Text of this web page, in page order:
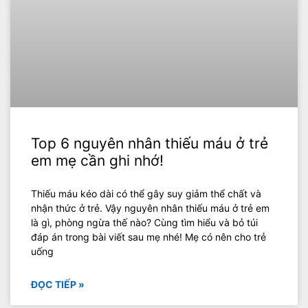
Top 6 nguyên nhân thiếu máu ở trẻ
em mẹ cần ghi nhớ!
Thiếu máu kéo dài có thể gây suy giảm thể chất và
nhận thức ở trẻ. Vậy nguyên nhân thiếu máu ở trẻ em
là gì, phòng ngừa thế nào? Cùng tìm hiểu và bỏ túi
đáp án trong bài viết sau mẹ nhé! Mẹ có nên cho trẻ
uống
ĐỌC TIẾP »